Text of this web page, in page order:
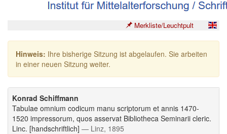
Merkliste/Leuchtpult
Hinweis: Ihre bisherige Sitzung ist abgelaufen. Sie arbeiten
in einer neuen Sitzung weiter.
Konrad Schiffmann
Tabulae omnium codicum manu scriptorum et annis 1470-
1520 impressorum, quos asservat Bibliotheca Seminarii cleric.
Linc. [handschriftlich] — Linz, 1895